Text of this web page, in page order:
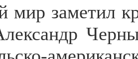
заметил